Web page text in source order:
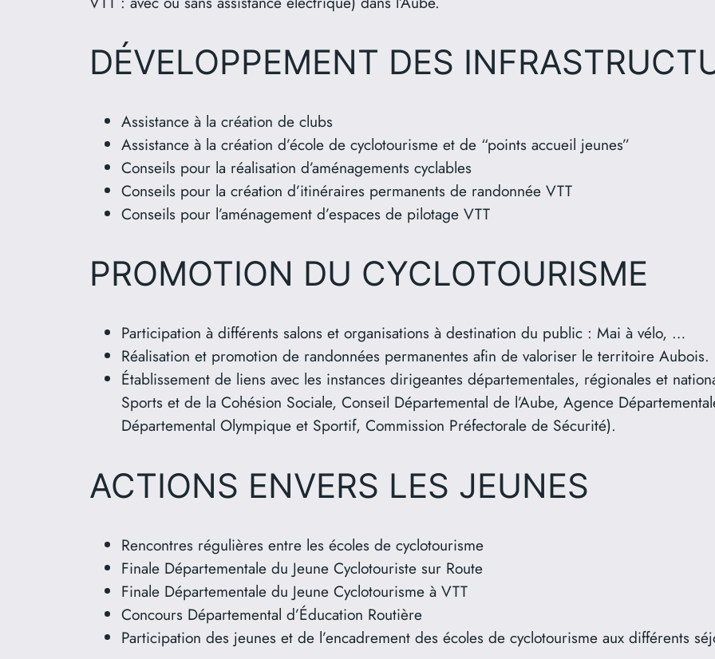
DÉVELOPPEMENT DES
Assistance à la création de clubs
Assistance à la création d’école de cyclotourisme et de “points accueil jeunes”
Conseils pour la réalisation d’aménagements cyclables
Conseils pour la création d’itinéraires permanents de randonnée VTT
Conseils pour l’aménagement d’espaces de pilotage VTT
PROMOTION DU CYCLOTOURISME
Participation à différents salons et organisations à destination du public : Mai à vélo, …
Réalisation et promotion de randonnées permanentes afin de valoriser le territoire Aubois.
Établissement de liens avec les instances dirigeantes départementales, régionales et
Sports et de la Cohésion Sociale, Conseil Départemental de l’Aube, Agence
Départemental Olympique et Sportif, Commission Préfectorale de Sécurité).
ACTIONS ENVERS LES JEUNES
Rencontres régulières entre les écoles de cyclotourisme
Finale Départementale du Jeune Cyclotouriste sur Route
Finale Départementale du Jeune Cyclotourisme à VTT
Concours Départemental d’Éducation Routière
Participation des jeunes et de l’encadrement des écoles de cyclotourisme aux différents